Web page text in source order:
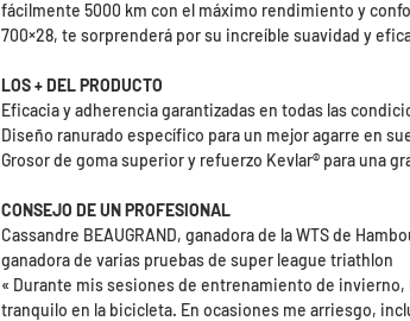
fácilmente 5000 km con el máximo rendimiento y
700×28, te sorprenderá por su increíble suavidad y
LOS + DEL PRODUCTO
Eficacia y adherencia garantizadas en todas las
Diseño ranurado específico para un mejor agarre en
Grosor de goma superior y refuerzo Kevlar® para una
CONSEJO DE UN PROFESIONAL
Cassandre BEAUGRAND, ganadora de la WTS de
ganadora de varias pruebas de super league triathlon
« Durante mis sesiones de entrenamiento de
tranquilo en la bicicleta. En ocasiones me arriesgo,